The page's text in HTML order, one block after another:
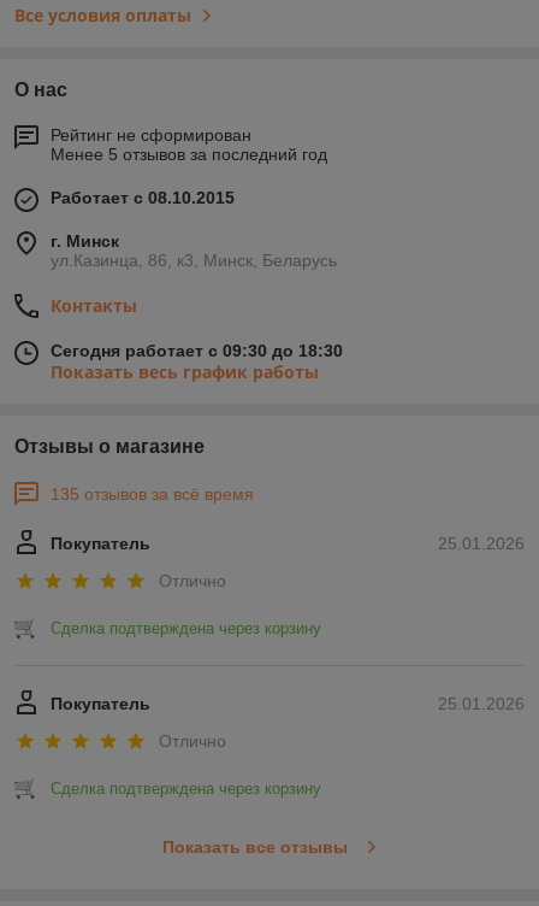
Все условия оплаты
О нас
Рейтинг не сформирован
Менее 5 отзывов за последний год
Работает с 08.10.2015
г. Минск
ул.Казинца, 86, к3, Минск, Беларусь
Контакты
Сегодня работает с 09:30 до 18:30
Показать весь график работы
Отзывы о магазине
135 отзывов за всё время
25.01.2026
Покупатель
Отлично
Сделка подтверждена через корзину
25.01.2026
Покупатель
Отлично
Сделка подтверждена через корзину
Показать все отзывы